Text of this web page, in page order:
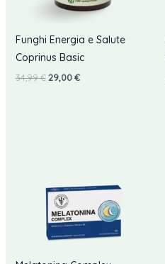
Funghi Energia e Salute
Coprinus Basic
34,99€ Il
29,00€Il